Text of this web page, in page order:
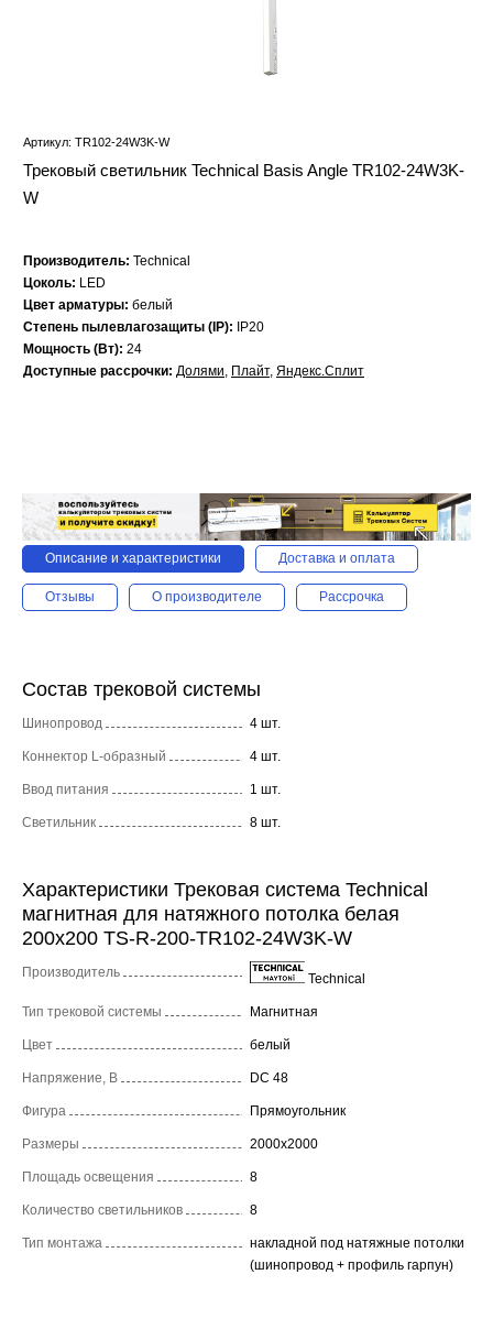
Артикул: TR102-24W3K-W
Трековый светильник Technical Basis Angle TR102-24W3K-
W
Производитель: Technical
Цоколь: LED
Цвет арматуры: белый
Степень пылевлагозащиты (IP):
IP20
Мощность (Вт): 24
Доступные рассрочки: Долями, Плайт, Яндекс.Сплит
Описание и характеристики Доставка и оплата
Отзывы О производителе Рассрочка
Состав трековой системы
Шинопровод 4 шт.
Коннектор L-образный 4 шт.
Ввод питания 1 шт.
Светильник 8 шт.
Характеристики Трековая система Technical
магнитная для натяжного потолка белая
200x200 TS-R-200-TR102-24W3K-W
Производитель Technical
Тип трековой системы Магнитная
Цвет белый
Напряжение, В DC 48
Фигура Прямоугольник
Размеры 2000x2000
Площадь освещения 8
Количество светильников 8
Тип монтажа
накладной под натяжные потолки
(шинопровод + профиль гарпун)